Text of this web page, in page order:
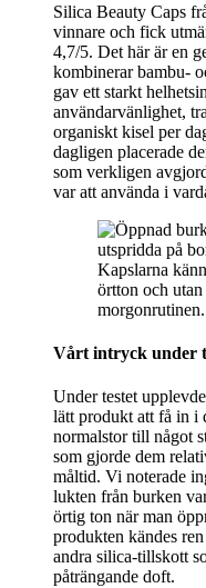
Silica Beauty Caps
vinnare och fick
4,7/5. Det här är en
kombinerar bambu-
gav ett starkt
användarvänlighet,
organiskt kisel per
dagligen placerade
som verkligen
var att använda i
Kapslarna
örtton och
morgonrutinen.
Vårt intryck under
Under testet
lätt produkt att få in i
normalstor till något
som gjorde dem
måltid. Vi noterade
lukten från burken
örtig ton när man
produkten kändes
andra silica-tillskott
påträngande doft.